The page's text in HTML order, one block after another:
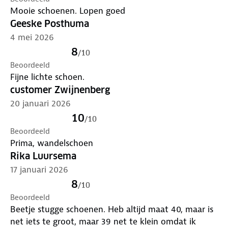
Mooie schoenen. Lopen goed
Geeske Posthuma
4 mei 2026
8/10
Beoordeeld
Fijne lichte schoen.
customer Zwijnenberg
20 januari 2026
10/10
Beoordeeld
Prima, wandelschoen
Rika Luursema
17 januari 2026
8/10
Beoordeeld
Beetje stugge schoenen. Heb altijd maat 40, maar is
net iets te groot, maar 39 net te klein omdat ik